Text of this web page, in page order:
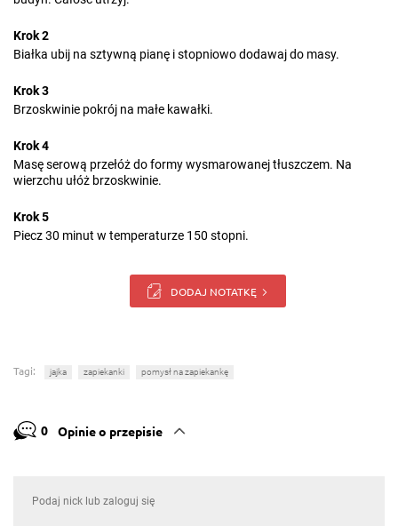
Krok 2
Białka ubij na sztywną pianę i stopniowo dodawaj do masy.
Krok 3
Brzoskwinie pokrój na małe kawałki.
Krok 4
Masę serową przełóż do formy wysmarowanej tłuszczem. Na
wierzchu ułóż brzoskwinie.
Krok 5
Piecz 30 minut w temperaturze 150 stopni.
DODAJ NOTATKĘ
Tagi: jajka zapiekanki pomysł na zapiekankę
0 Opinie o przepisie